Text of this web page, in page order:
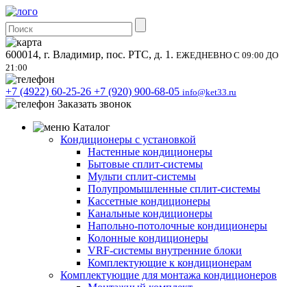
600014, г. Владимир, пос. РТС, д. 1. ЕЖЕДНЕВНО С 09:00 ДО
21:00
+7 (4922) 60-25-26 +7 (920) 900-68-05 info@ket33.ru
Заказать звонок
Каталог
Кондиционеры с установкой
Настенные кондиционеры
Бытовые сплит-системы
Мульти сплит-системы
Полупромышленные сплит-системы
Кассетные кондиционеры
Канальные кондиционеры
Напольно-потолочные кондиционеры
Колонные кондиционеры
VRF-системы внутренние блоки
Комплектующие к кондиционерам
Комплектующие для монтажа кондиционеров